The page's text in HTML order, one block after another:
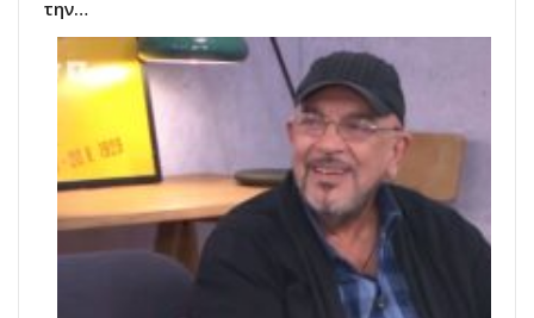
την…